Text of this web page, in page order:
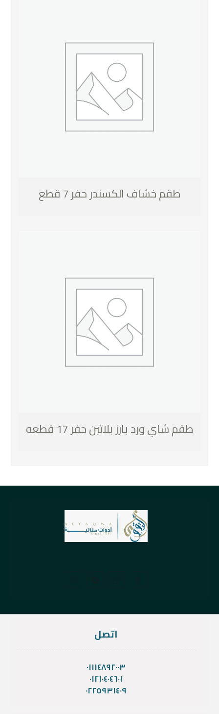
طقم خشاف الكسندر حفر 7 قطع
طقم شاي ورد بارز بلاتين حفر 17 قطعه
اتصل
٠١١١٤٨٩٢٠٠٣
٠١٢١٠٤٠٤٦٠١
٠٢٢٥٩٣١٤٠٩